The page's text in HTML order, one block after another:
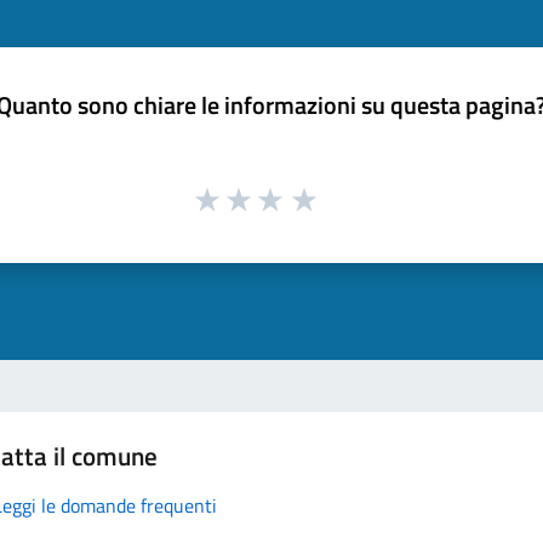
sono chiare le informazioni su questa
il comune
le domande frequenti